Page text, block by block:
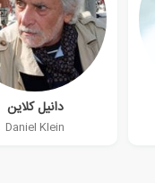
دانیل کلاین
Daniel Klein